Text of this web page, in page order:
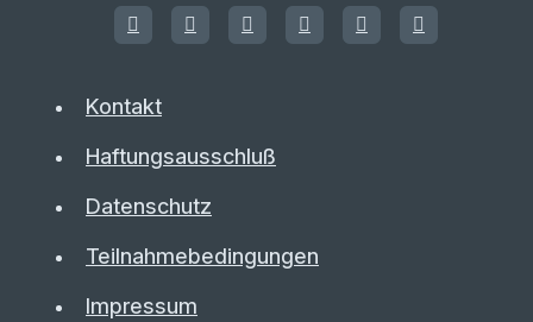
Kontakt
Haftungsausschluß
Datenschutz
Teilnahmebedingungen
Impressum